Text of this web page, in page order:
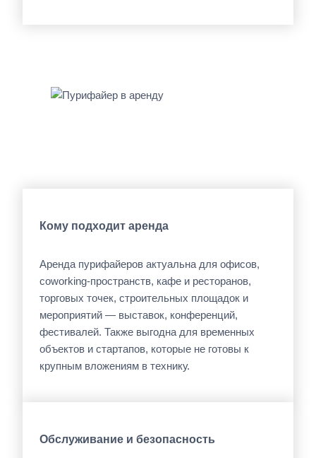
Кому подходит аренда
Аренда пурифайеров актуальна для офисов,
coworking-пространств, кафе и ресторанов,
торговых точек, строительных площадок и
мероприятий — выставок, конференций,
фестивалей. Также выгодна для временных
объектов и стартапов, которые не готовы к
крупным вложениям в технику.
Обслуживание и безопасность